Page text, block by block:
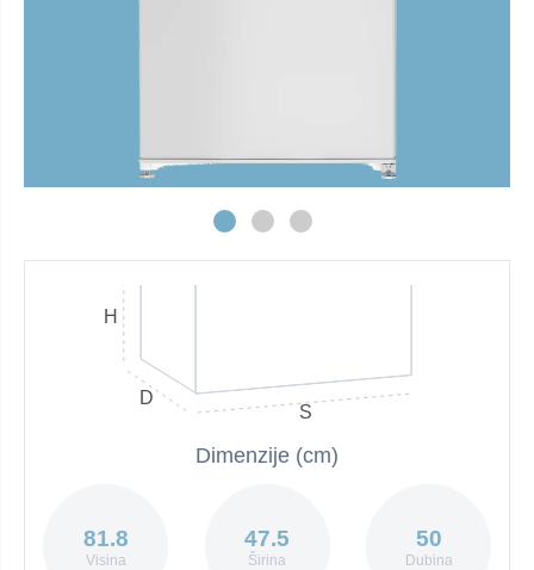
H
D
S
Dimenzije (cm)
81.8
Visina
47.5
Širina
50
Dubina